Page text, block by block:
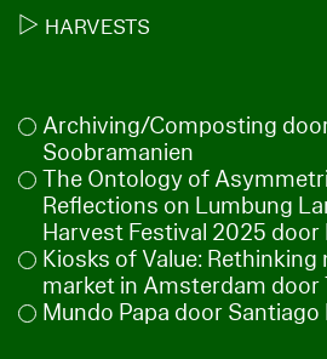
▷ HARVESTS
Archiving/Composting
Soobramanien
The Ontology of
Reflections on Lumbung
Harvest Festival 2025 door
Kiosks of Value:
market in Amsterdam door
Mundo Papa door Santiago